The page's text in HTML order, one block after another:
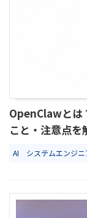
OpenClawとは
こと・注意点を
AI システムエンジ